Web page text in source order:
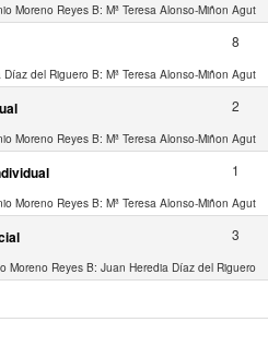
Moreno Reyes B: Mª Teresa Alonso-Miñon Agut
8
Díaz del Riguero B: Mª Teresa Alonso-Miñon Agut
2
Moreno Reyes B: Mª Teresa Alonso-Miñon Agut
1
Moreno Reyes B: Mª Teresa Alonso-Miñon Agut
3
Moreno Reyes B: Juan Heredia Díaz del Riguero